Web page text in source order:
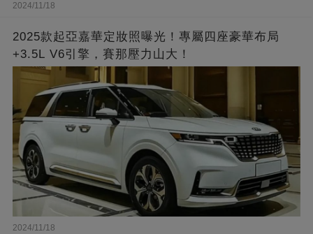
2024/11/18
2025款起亞嘉華定妝照曝光！專屬四座豪華布局
+3.5L V6引擎，賽那壓力山大！
2024/11/18